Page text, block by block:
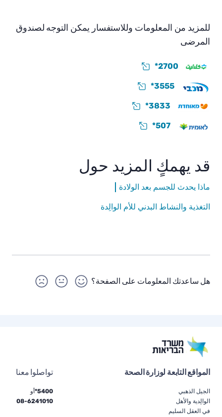
للمزيد من المعلومات وللاستفسار يمكن التوجه لصندوق
المرضى
*2700
*3555
*3833
*507
قد يهمكٍ المزيد حول
ماذا يحدث للجسم بعد الولادة
التغذية والنشاط البدني للأم الوالِدة
هل ساعدتك المعلومات على الصفحة؟
المواقع التابعة لوزارة الصحة
الجيل الذهبي
الوالِدية والأهل
في العقل السليم
تواصلوا معنا
5400*
أو
6241010
-
08